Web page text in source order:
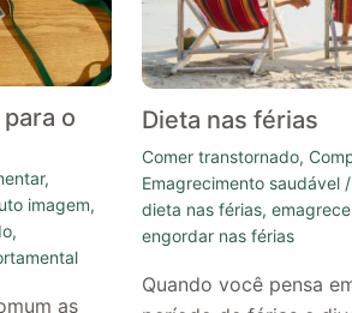
o
,
imagem,
,
as
Dieta nas férias
Comer transtornado,
Emagrecimento saudável/
dieta nas férias,
engordar nas férias
Quando você pensa